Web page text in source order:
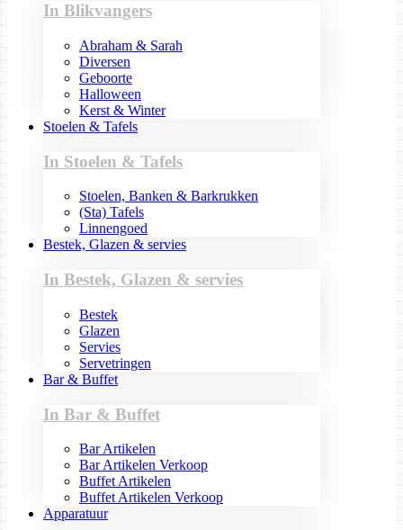
In Blikvangers
Abraham & Sarah
Diversen
Geboorte
Halloween
Kerst & Winter
Stoelen & Tafels
In Stoelen & Tafels
Stoelen, Banken & Barkrukken
(Sta) Tafels
Linnengoed
Bestek, Glazen & servies
In Bestek, Glazen & servies
Bestek
Glazen
Servies
Servetringen
Bar & Buffet
In Bar & Buffet
Bar Artikelen
Bar Artikelen Verkoop
Buffet Artikelen
Buffet Artikelen Verkoop
Apparatuur